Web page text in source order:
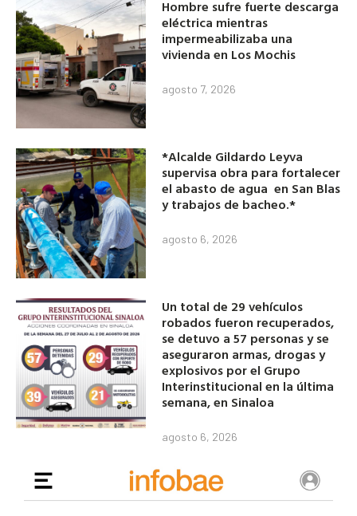
Hombre sufre fuerte descarga
eléctrica mientras
impermeabilizaba una
vivienda en Los Mochis
agosto 7, 2026
*Alcalde Gildardo Leyva
supervisa obra para fortalecer
el abasto de agua en San Blas
y trabajos de bacheo.*
agosto 6, 2026
Un total de 29 vehículos
robados fueron recuperados,
se detuvo a 57 personas y se
aseguraron armas, drogas y
explosivos por el Grupo
Interinstitucional en la última
semana, en Sinaloa
agosto 6, 2026